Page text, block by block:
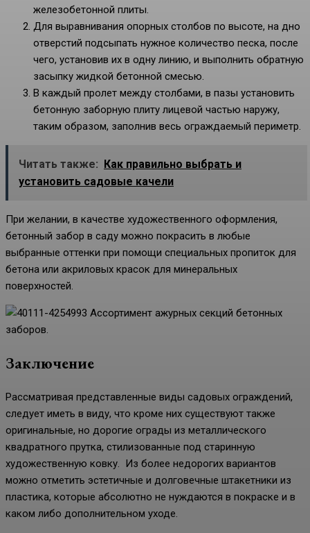
железобетонной плиты.
Для выравнивания опорных столбов по высоте, на дно
отверстий подсыпать нужное количество песка, после
чего, установив их в одну линию, и выполнить обратную
засыпку жидкой бетонной смесью.
В каждый пролет между столбами, в пазы установить
бетонную заборную плиту лицевой частью наружу,
таким образом, заполнив весь ограждаемый периметр.
Читать также: Как правильно выбрать и
установить садовые качели
При желании, в качестве художественного оформления,
бетонный забор в саду можно покрасить в любые
выбранные оттенки при помощи специальных пропиток для
бетона или акриловых красок для минеральных
поверхностей.
Ассортимент ажурных секций бетонных
заборов.
Заключение
Рассматривая представленные виды садовых ограждений,
следует иметь в виду, что кроме них существуют также
оригинальные, но дорогие ограды из металлического
квадратного прутка, стилизованные под старинную
художественную ковку. Из более недорогих вариантов
можно отметить эстетичные и долговечные штакетники из
пластика, которые абсолютно не нуждаются в покраске и в
каком либо дополнительном уходе.